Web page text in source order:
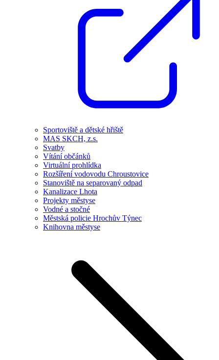
Sportoviště a dětské hřiště
MAS SKCH, z.s.
Svatby
Vítání občánků
Virtuální prohlídka
Rozšíření vodovodu Chroustovice
Stanoviště na separovaný odpad
Kanalizace Lhota
Projekty městyse
Vodné a stočné
Městská policie Hrochův Týnec
Knihovna městyse